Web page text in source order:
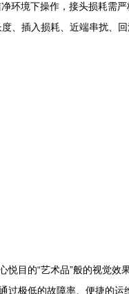
环境下操作，接头损耗需严
、插入损耗、近端串扰、
目的“艺术品”般的视觉效
过极低的故障率、便捷的运